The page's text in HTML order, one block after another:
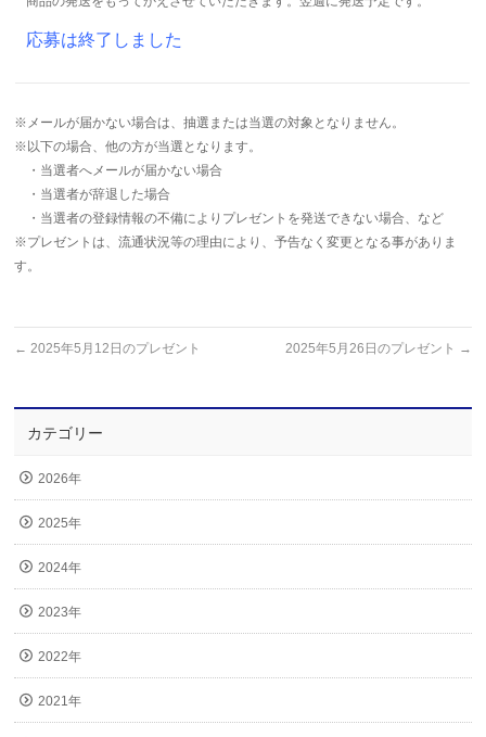
応募は終了しました
※メールが届かない場合は、抽選または当選の対象となりません。
※以下の場合、他の方が当選となります。
・当選者へメールが届かない場合
・当選者が辞退した場合
・当選者の登録情報の不備によりプレゼントを発送できない場合、など
※プレゼントは、流通状況等の理由により、予告なく変更となる事がありま
す。
← 2025年5月12日のプレゼント 2025年5月26日のプレゼント →
カテゴリー
2026年
2025年
2024年
2023年
2022年
2021年